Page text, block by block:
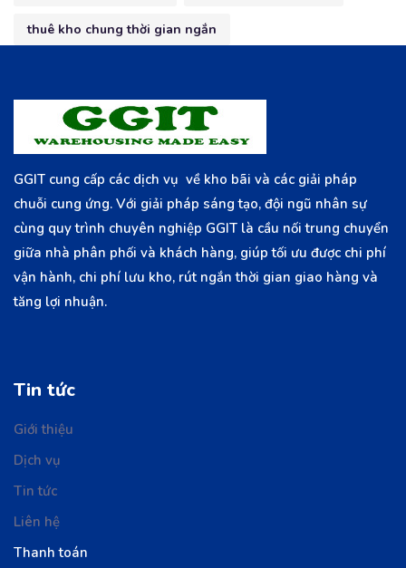
thuê kho chung thời gian ngắn
GGIT cung cấp các dịch vụ về kho bãi và các giải pháp
chuỗi cung ứng. Với giải pháp sáng tạo, đội ngũ nhân sự
cùng quy trình chuyên nghiệp GGIT là cầu nối trung chuyển
giữa nhà phân phối và khách hàng, giúp tối ưu được chi phí
vận hành, chi phí lưu kho, rút ngắn thời gian giao hàng và
tăng lợi nhuận.
Tin tức
Giới thiệu
Dịch vụ
Tin tức
Liên hệ
Thanh toán